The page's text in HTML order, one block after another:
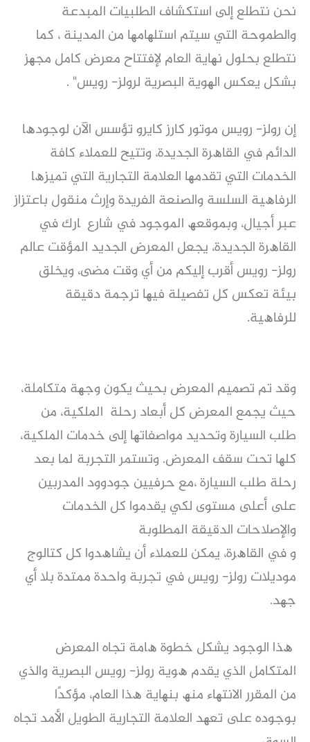
ﻧﺤﻦ ﻧﺘﻄﻠﻊ إﻟﻰ اﺳﺘﻜﺸﺎف اﻟﻄﻠﺒﯿﺎت اﻟﻤﺒﺪﻋﺔ
واﻟﻄﻤﻮﺣﺔ اﻟﺘﻲ ﺳﯿﺘﻢ اﺳﺘﻠﮭﺎﻣﮭﺎ ﻣﻦ اﻟﻤﺪﯾﻨﺔ ، كما
نتطلع ﺑﺤﻠﻮل ﻧﮭﺎﯾﺔ اﻟﻌﺎم لإﻓﺘﺘﺎح ﻣﻌﺮض ﻛﺎﻣﻞ ﻣﺠﮭﺰ
ﺑﺸﻜﻞ ﯾﻌﻜﺲ اﻟﮭﻮﯾﺔ اﻟﺒﺼﺮﯾﺔ ﻟﺮوﻟﺰ- روﯾﺲ" .
إن روﻟﺰ- روﯾﺲ ﻣﻮﺗﻮر ﻛﺎرز ﻛﺎﯾﺮو ﺗﺆﺳﺲ اﻵن ﻟﻮﺟﻮدھﺎ
اﻟﺪاﺋﻢ ﻓﻲ اﻟﻘﺎھﺮة اﻟﺠﺪﯾﺪة، وﺗﺘﯿﺢ ﻟﻠﻌﻤﻼء ﻛﺎﻓﺔ
اﻟﺨﺪﻣﺎت اﻟﺘﻲ ﺗﻘﺪﻣﮭﺎ اﻟﻌﻼﻣﺔ اﻟﺘﺠﺎرﯾﺔ اﻟﺘﻲ ﺗﻤﯿﺰھﺎ
اﻟﺮﻓﺎھﯿﺔ اﻟﺴﻠﺴﺔ واﻟﺼﻨﻌﺔ اﻟﻔﺮﯾﺪة وإرث ﻣﻨﻘﻮل ﺑﺎﻋﺘﺰاز
ﻋﺒﺮ أﺟﯿﺎل، وﺑﻤﻮﻗﻌﮫ اﻟﻤﻮﺟﻮد ﻓﻲ ﺷﺎرع ﭘﺎرك ﻓﻲ
اﻟﻘﺎھﺮة اﻟﺠﺪﯾﺪة، ﯾﺠﻌﻞ اﻟﻤﻌﺮض اﻟﺠﺪﯾﺪ اﻟﻤﺆﻗﺖ ﻋﺎﻟﻢ
روﻟﺰ- روﯾﺲ أﻗﺮب إﻟﯿﻜﻢ ﻣﻦ أي وﻗﺖ ﻣﻀﻰ، وﯾﺨﻠﻖ
ﺑﯿﺌﺔ ﺗﻌﻜﺲ ﻛﻞ ﺗﻔﺼﯿﻠﺔ ﻓﯿﮭﺎ ﺗﺮﺟﻤﺔ دﻗﯿﻘﺔ
ﻟﻠﺮﻓﺎھﯿﺔ.
وقد ﺗﻢ ﺗﺼﻤﯿﻢ اﻟﻤﻌﺮض ﺑﺤﯿﺚ ﯾﻜﻮن وﺟﮭﺔ ﻣﺘﻜﺎﻣﻠﺔ،
ﺣﯿﺚ ﯾﺠﻤﻊ اﻟﻤﻌﺮض ﻛﻞ أﺑﻌﺎد رﺣﻠﺔ اﻟﻤﻠﻜﯿﺔ، ﻣﻦ
طﻠﺐ اﻟﺴﯿﺎرة وﺗﺤﺪﯾﺪ ﻣﻮاﺻﻔﺎﺗﮭﺎ إﻟﻰ ﺧﺪﻣﺎت اﻟﻤﻠﻜﯿﺔ،
ﻛﻠﮭﺎ ﺗﺤﺖ ﺳﻘﻒ اﻟﻤﻌﺮض. وﺗﺴﺘﻤﺮ اﻟﺘﺠﺮﺑﺔ ﻟﻤﺎ ﺑﻌﺪ
رﺣﻠﺔ طﻠﺐ اﻟﺴﯿﺎرة ،ﻣﻊ ﺣﺮﻓﯿﯿﻦ ﺟﻮدوود اﻟﻤﺪرﺑﯿﻦ
ﻋﻠﻰ أﻋﻠﻰ ﻣﺴﺘﻮى ﻟﻜﻲ ﯾﻘﺪﻣﻮا ﻛﻞ اﻟﺨﺪﻣﺎت
واﻹﺻﻼﺣﺎت اﻟﺪﻗﯿﻘﺔ اﻟﻤﻄﻠﻮﺑﺔ
و ﻓﻲ اﻟﻘﺎھﺮة، ﯾﻤﻜﻦ ﻟﻠﻌﻤﻼء أن ﯾﺸﺎھﺪوا ﻛﻞ ﻛﺘﺎﻟﻮج
ﻣﻮدﯾﻼت روﻟﺰ- روﯾﺲ ﻓﻲ ﺗﺠﺮﺑﺔ واﺣﺪة ﻣﻤﺘﺪة ﺑﻼ أي
ﺟﮭﺪ.
ھﺬا اﻟﻮﺟﻮد ﯾﺸﻜﻞ ﺧﻄﻮة ھﺎﻣﺔ ﺗﺠﺎه اﻟﻤﻌﺮض
اﻟﻤﺘﻜﺎﻣﻞ اﻟﺬي ﯾﻘﺪم ھﻮﯾﺔ روﻟﺰ- روﯾﺲ اﻟﺒﺼﺮﯾﺔ واﻟﺬي
ﻣﻦ اﻟﻤﻘﺮر اﻻﻧﺘﮭﺎء ﻣﻨﮫ ﺑﻨﮭﺎﯾﺔ ھﺬا اﻟﻌﺎم، ﻣﺆﻛﺪًا
ﺑﻮﺟﻮده ﻋﻠﻰ ﺗﻌﮭﺪ اﻟﻌﻼﻣﺔ اﻟﺘﺠﺎرﯾﺔ اﻟﻄﻮﯾﻞ اﻷﻣﺪ ﺗﺠﺎه